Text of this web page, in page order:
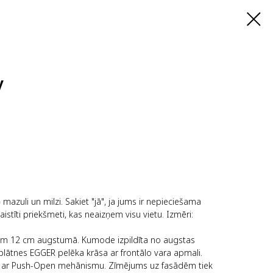
un milzi. Sakiet "jā", ja jums ir nepieciešama
priekšmeti, kas neaizņem visu vietu. Izmēri:
12 cm augstumā. Kumode izpildīta no augstas
EGGER pelēka krāsa ar frontālo vara apmali.
Push-Open mehānismu. Zīmējums uz fasādēm tiek